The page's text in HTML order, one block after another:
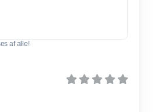
af alle!